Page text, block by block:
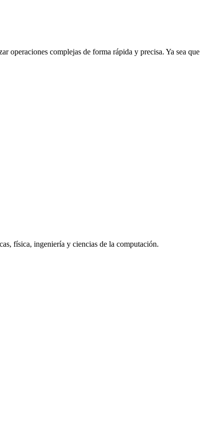
operaciones complejas de forma rápida y precisa. Ya sea que
física, ingeniería y ciencias de la computación.